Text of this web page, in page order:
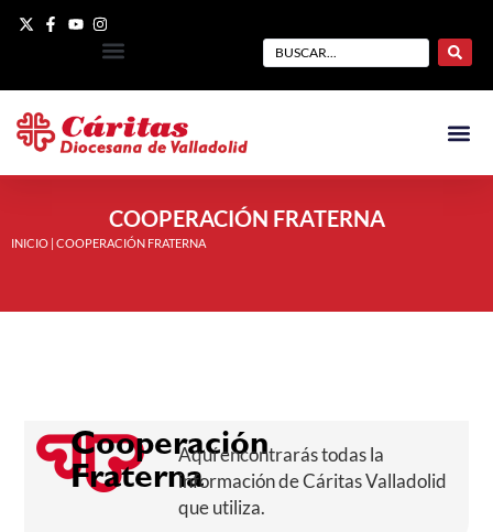
COOPERACIÓN FRATERNA
INICIO COOPERACIÓN FRATERNA
Cooperación
Fraterna
Aquí encontrarás todas la
información de Cáritas Valladolid
que utiliza.